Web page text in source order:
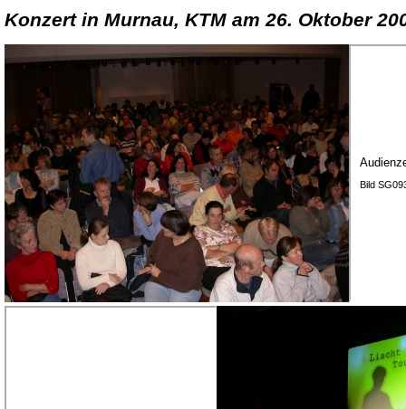
Konzert in Murnau, KTM am 26. Oktober
Bild